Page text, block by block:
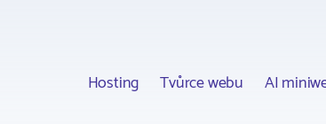
Hosting Tvůrce webu AI